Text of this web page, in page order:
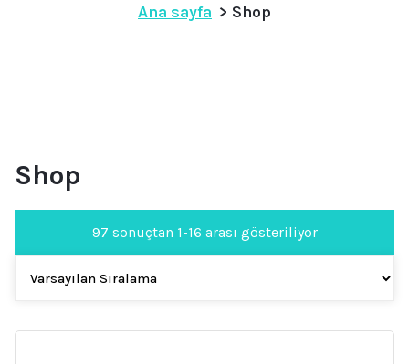
Ana sayfa > Shop
Shop
97 sonuçtan 1-16 arası gösteriliyor